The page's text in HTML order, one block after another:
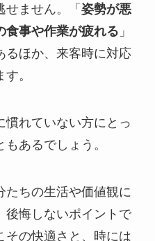
ません。「 姿勢が悪
食事や作業が疲れる 」
るほか、来客時に対応
。
慣れていない方にとっ
あるでしょう。
たちの生活や価値観に
後悔しないポイントで
その快適さと、時には